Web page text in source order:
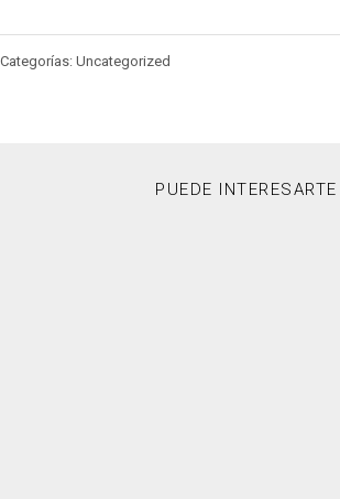
Categorías: Uncategorized
PUEDE INTERESARTE